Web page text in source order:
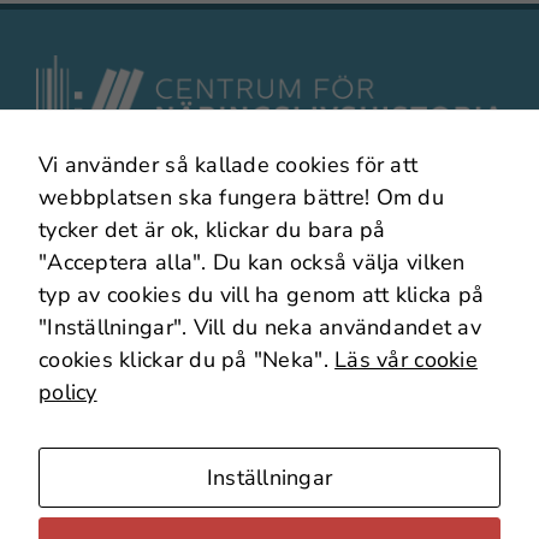
I samarbete med
Om Cookies
Källäget – Forska vidare!
Vi använder så kallade cookies för att
webbplatsen ska fungera bättre! Om du
tycker det är ok, klickar du bara på
"Acceptera alla". Du kan också välja vilken
typ av cookies du vill ha genom att klicka på
"Inställningar". Vill du neka användandet av
cookies klickar du på "Neka". Läs vår cookie
policy
Inställningar
cookies
kommer viss
att försvinna
från webben.
Marknadsföring
Genom att dela
med dig av dina
intressen och
chansen att få se
personligt
anpassat